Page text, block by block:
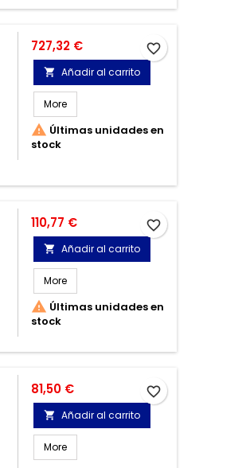
Precio
727,32 €
 Añadir al carrito
More
 Últimas unidades en
stock
favorite_border
Precio
110,77 €
 Añadir al carrito
More
 Últimas unidades en
stock
favorite_border
Precio
81,50 €
 Añadir al carrito
More
favorite_border